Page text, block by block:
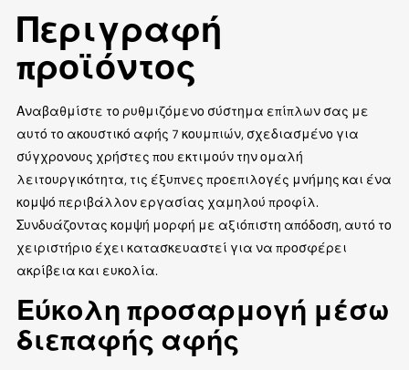
Περιγραφή
προϊόντος
Αναβαθμίστε το ρυθμιζόμενο σύστημα επίπλων σας με
αυτό το ακουστικό αφής 7 κουμπιών, σχεδιασμένο για
σύγχρονους χρήστες που εκτιμούν την ομαλή
λειτουργικότητα, τις έξυπνες προεπιλογές μνήμης και ένα
κομψό περιβάλλον εργασίας χαμηλού προφίλ.
Συνδυάζοντας κομψή μορφή με αξιόπιστη απόδοση, αυτό το
χειριστήριο έχει κατασκευαστεί για να προσφέρει
ακρίβεια και ευκολία.
Εύκολη προσαρμογή μέσω
διεπαφής αφής